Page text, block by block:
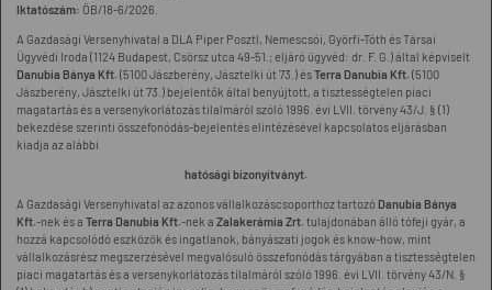
Iktatószám: ÖB/18-6/2026.
A Gazdasági Versenyhivatal a DLA Piper Posztl, Nemescsói, Györfi-Tóth és Társai
Ügyvédi Iroda (1124 Budapest, Csörsz utca 49-51.; eljáró ügyvéd: dr. F. G.) által képviselt
Danubia Bánya Kft. (5100 Jászberény, Jásztelki út 73.) ésTerra Danubia Kft. (5100
Jászberény, Jásztelki út 73.) bejelentők által benyújtott, a tisztességtelen piaci
magatartás és a versenykorlátozás tilalmáról szóló 1996. évi LVII. törvény 43/J. § (1)
bekezdése szerinti összefonódás-bejelentés elintézésével kapcsolatos eljárásban
kiadja az alábbi
hatósági bizonyítványt.
A Gazdasági Versenyhivatal az azonos vállalkozáscsoporthoz tartozó Danubia Bánya
Kft.-nek és a Terra Danubia Kft.-nek a Zalakerámia Zrt. tulajdonában álló tófeji gyár, a
hozzá kapcsolódó eszközök és ingatlanok, bányászati jogok és know-how, mint
vállalkozásrész megszerzésével megvalósuló összefonódás tárgyában a tisztességtelen
piaci magatartás és a versenykorlátozás tilalmáról szóló 1996. évi LVII. törvény 43/N. §